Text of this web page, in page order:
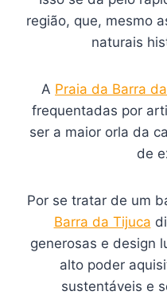
região, que, mesmo
naturais
A Praia da Barra
frequentadas por
ser a maior orla da
de
Por se tratar de um
Barra da Tijuca
generosas e design
alto poder
sustentáveis e